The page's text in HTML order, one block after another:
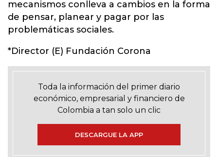
mecanismos conlleva a cambios en la forma
de pensar, planear y pagar por las
problemáticas sociales.
*Director (E) Fundación Corona
Toda la información del primer diario
económico, empresarial y financiero de
Colombia a tan solo un clic
DESCARGUE LA APP